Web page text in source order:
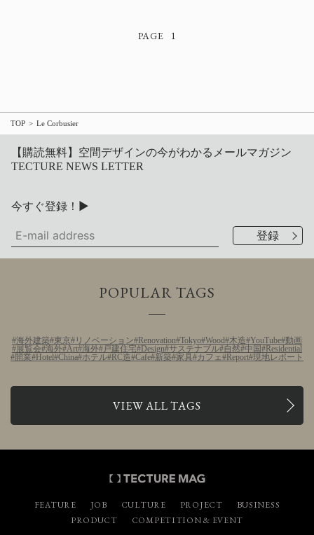
1
TOP Le Corbusier
【購読無料】空間デザインの今がわかるメールマガジン
TECTURE NEWS LETTER
今すぐ登録！▶
POPULAR TAGS
海外建築 東京 リノベーション Renovation Tokyo Wood 木造 YouTube 動画
展覧会 海外 Art 海外 戸建住宅 Design サステナブル 自然 中国
Residential
開業
Hotel China ホテル RC造 Cafe 新築 家具 カフェ Report 現地レポート
VIEW ALL TAGS
FEATURE JOB CULTURE PROJECT
BUSINESS
PRODUCT
COMPETITION & EVENT